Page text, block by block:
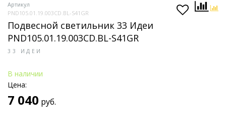
Артикул
PND105.01.19.003CD.BL-S41GR
Подвесной светильник 33 Идеи
PND105.01.19.003CD.BL-S41GR
33 ИДЕИ
В наличии
Цена:
7 040 руб.